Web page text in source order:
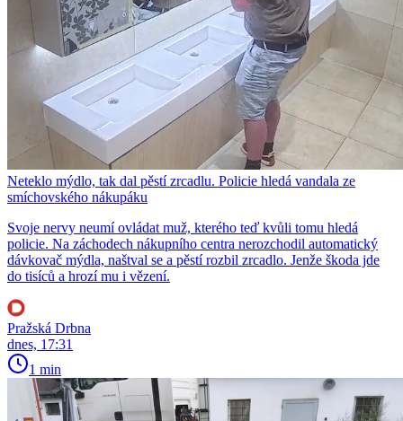
Neteklo mýdlo, tak dal pěstí zrcadlu. Policie hledá vandala ze
smíchovského nákupáku
Svoje nervy neumí ovládat muž, kterého teď kvůli tomu hledá
policie. Na záchodech nákupního centra nerozchodil automatický
dávkovač mýdla, naštval se a pěstí rozbil zrcadlo. Jenže škoda jde
do tisíců a hrozí mu i vězení.
Pražská Drbna
dnes, 17:31
1 min